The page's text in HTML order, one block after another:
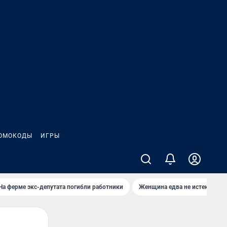
ИГРЫ
ферме экс-депутата погибли работники Женщина едва не истекла